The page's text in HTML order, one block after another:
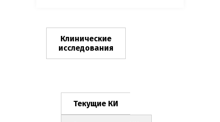
Клинические
исследования
Текущие КИ